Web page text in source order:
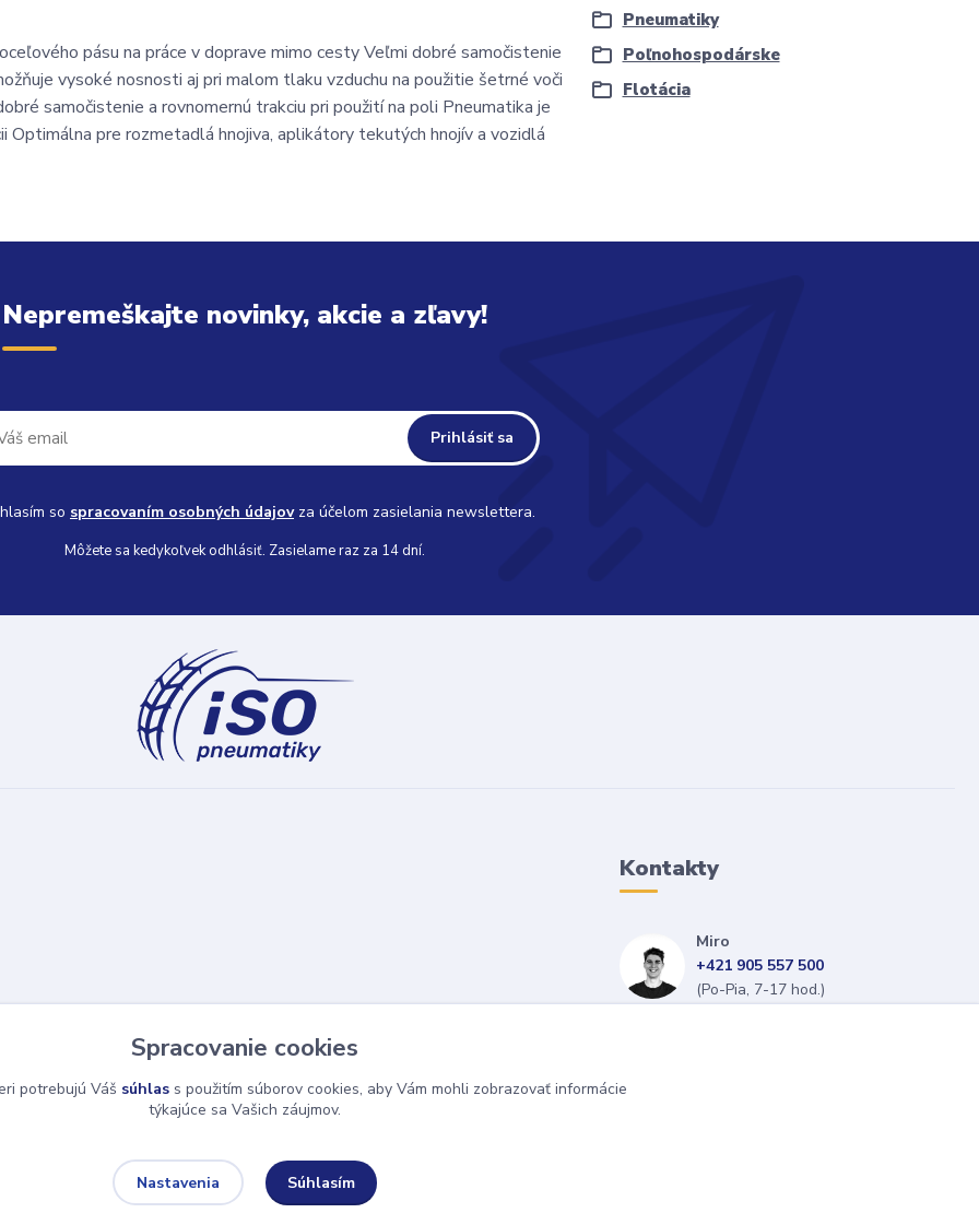
pásu na práce v doprave mimo cesty Veľmi dobré samočistenie
vysoké nosnosti aj pri malom tlaku vzduchu na použitie šetrné voči
samočistenie a rovnomernú trakciu pri použití na poli Pneumatika je
Optimálna pre rozmetadlá hnojiva, aplikátory tekutých hnojív a vozidlá
Pneumatiky
Poľnohospodárske
Flotácia
Nepremeškajte novinky, akcie a zľavy!
Prihlásiť sa
so spracovaním osobných údajovza účelom zasielania newslettera.
Môžete sa kedykoľvek odhlásiť. Zasielame raz za 14 dní.
Kontakty
Miro
+421 905 557 500
(Po-Pia, 7-17 hod.)
Spracovanie cookies
potrebujú Váš súhlas s použitím súborov cookies, aby Vám mohli zobrazovať informácie
týkajúce sa Vašich záujmov.
Nastavenia Súhlasím